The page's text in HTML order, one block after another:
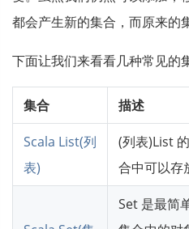
都会产生新的集合，而原来的
下面让我们来看看几种常见的
集合 描述
Scala List(列
表)
(列表)List
合中可以存
Set 是最简